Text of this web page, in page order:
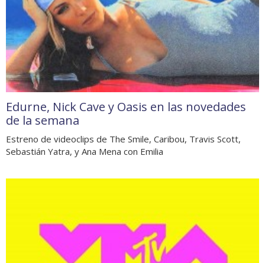
Edurne, Nick Cave y Oasis en las novedades
de la semana
Estreno de videoclips de The Smile, Caribou, Travis Scott,
Sebastián Yatra, y Ana Mena con Emilia